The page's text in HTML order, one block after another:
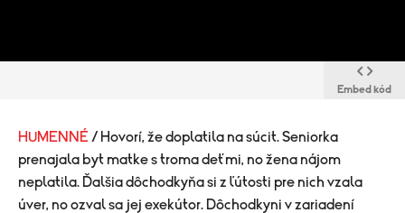
Embed kód
HUMENNÉ / Hovorí, že doplatila na súcit. Seniorka
prenajala byt matke s troma deťmi, no žena nájom
neplatila. Ďalšia dôchodkyňa si z ľútosti pre nich vzala
úver, no ozval sa jej exekútor. Dôchodkyni v zariadení